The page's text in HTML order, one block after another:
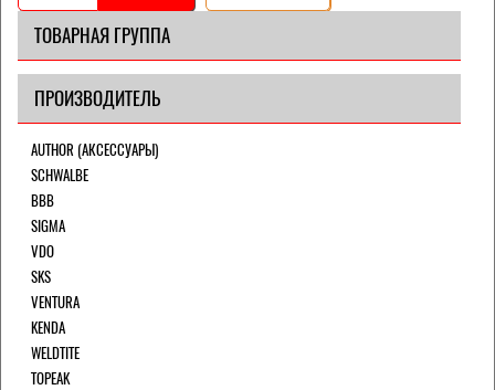
ТОВАРНАЯ ГРУППА
ПРОИЗВОДИТЕЛЬ
AUTHOR (АКСЕССУАРЫ)
SCHWALBE
BBB
SIGMA
VDO
SKS
VENTURA
KENDA
WELDTITE
TOPEAK